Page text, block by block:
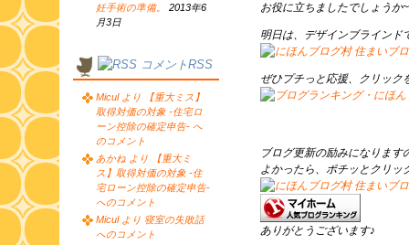
お役に立ちましたでしょうか~
明日は、デザインブラインド
ぜひプチっと応援、クリック
ブログ更新の励みになります
よかったら、ポチッとクリッ
ありがとうございます♪
妊手術の準備。
2013年6
月3日
コメントRSS
Micul より 【重大ミス】
取得対価の対象 -住宅ロ
ーン控除の確定申告- へ
のコメント
あかね より 【重大ミ
ス】取得対価の対象 -住
宅ローン控除の確定申告-
へのコメント
Micul より 寝室の失敗話
へのコメント